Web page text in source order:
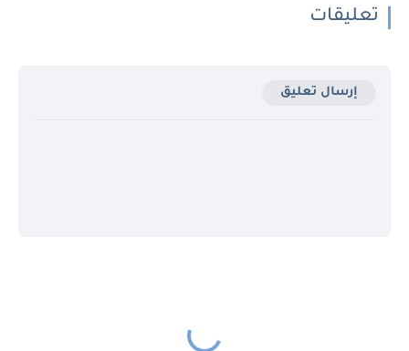
تعليقات
إرسال تعليق